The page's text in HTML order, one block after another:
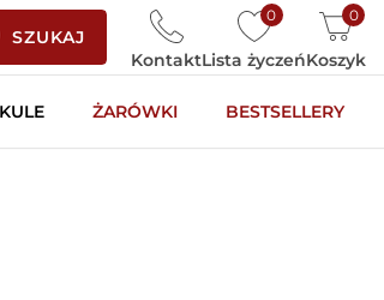
SZUKAJ
0
Lista życzeń
0
Koszyk
Kontakt
ŻARÓWKI BESTSELLERY